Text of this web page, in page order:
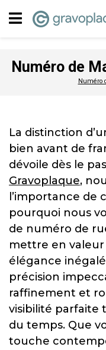
Numéro de
Numéro
La distinction
bien avant de
dévoile dès le
Gravoplaque,
l’importance de
pourquoi nous
de numéro de
mettre en
élégance
précision
raffinement et
visibilité parfaite
du temps. Que
touche